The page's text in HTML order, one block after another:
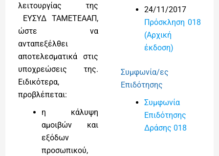
λειτουργίας της
ΕΥΣΥΔ ΤΑΜΕΤΕΑΑΠ,
ώστε να
ανταπεξέλθει
αποτελεσματικά στις
υποχρεώσεις της.
Ειδικότερα,
προβλέπεται:
η κάλυψη
αμοιβών και
εξόδων
προσωπικού,
24/11/2017
Πρόσκληση 018
(Αρχική
έκδοση)
Συμφωνία/ες
Επιδότησης
Συμφωνία
Επιδότησης
Δράσης 018